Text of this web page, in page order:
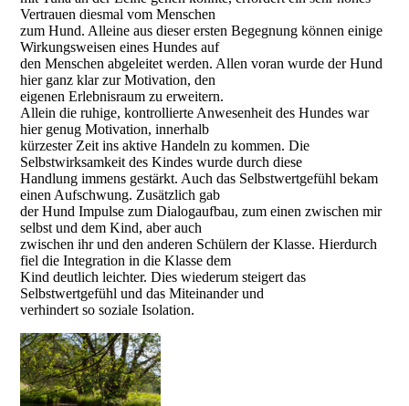
Vertrauen diesmal vom Menschen
zum Hund. Alleine aus dieser ersten Begegnung können einige
Wirkungsweisen eines Hundes auf
den Menschen abgeleitet werden. Allen voran wurde der Hund
hier ganz klar zur Motivation, den
eigenen Erlebnisraum zu erweitern.
Allein die ruhige, kontrollierte Anwesenheit des Hundes war
hier genug Motivation, innerhalb
kürzester Zeit ins aktive Handeln zu kommen. Die
Selbstwirksamkeit des Kindes wurde durch diese
Handlung immens gestärkt. Auch das Selbstwertgefühl bekam
einen Aufschwung. Zusätzlich gab
der Hund Impulse zum Dialogaufbau, zum einen zwischen mir
selbst und dem Kind, aber auch
zwischen ihr und den anderen Schülern der Klasse. Hierdurch
fiel die Integration in die Klasse dem
Kind deutlich leichter. Dies wiederum steigert das
Selbstwertgefühl und das Miteinander und
verhindert so soziale Isolation.